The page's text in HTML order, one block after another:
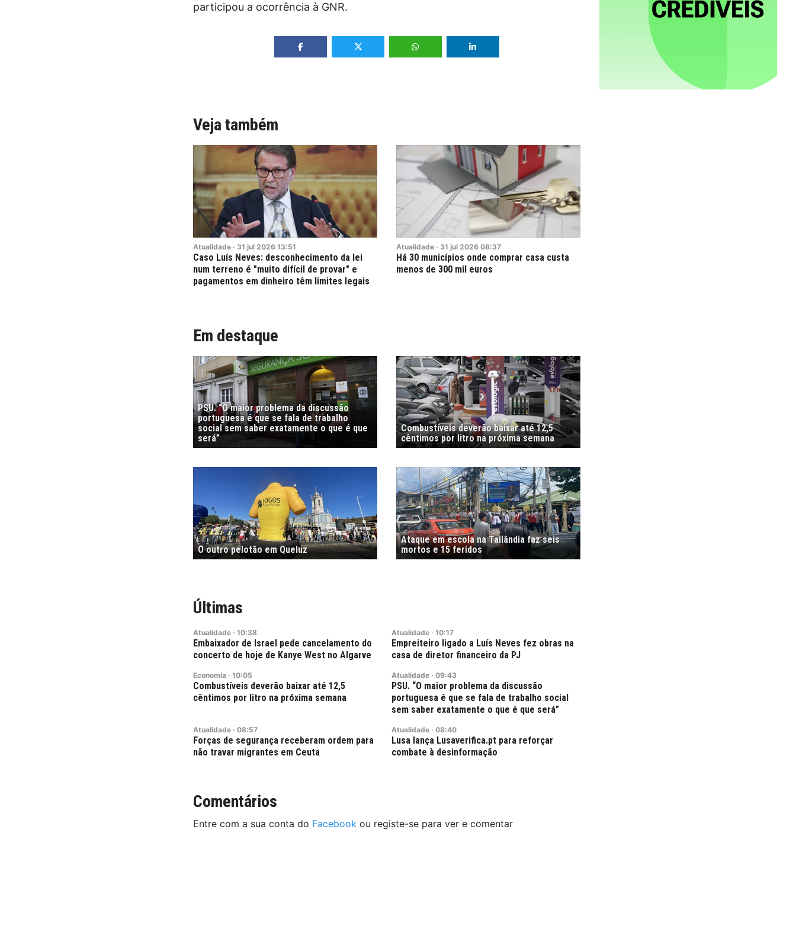
participou a ocorrência à GNR.
Veja também
Atualidade · 31 jul 2026 13:51
Caso Luís Neves: desconhecimento da lei
num terreno é "muito difícil de provar" e
pagamentos em dinheiro têm limites legais
Atualidade · 31 jul 2026 08:37
Há 30 municípios onde comprar casa custa
menos de 300 mil euros
Em destaque
PSU. “O maior problema da discussão
portuguesa é que se fala de trabalho
social sem saber exatamente o que é que
será”
Combustíveis deverão baixar até 12,5
cêntimos por litro na próxima semana
O outro pelotão em Queluz
Ataque em escola na Tailândia faz seis
mortos e 15 feridos
Últimas
Atualidade · 10:38
Embaixador de Israel pede cancelamento do
concerto de hoje de Kanye West no Algarve
Atualidade · 10:17
Empreiteiro ligado a Luís Neves fez obras na
casa de diretor financeiro da PJ
Economia · 10:05
Combustíveis deverão baixar até 12,5
cêntimos por litro na próxima semana
Atualidade · 09:43
PSU. “O maior problema da discussão
portuguesa é que se fala de trabalho social
sem saber exatamente o que é que será”
Atualidade · 08:57
Forças de segurança receberam ordem para
não travar migrantes em Ceuta
Atualidade · 08:40
Lusa lança Lusaverifica.pt para reforçar
combate à desinformação
Comentários
Entre com a sua conta do Facebook ou registe-se para ver e comentar